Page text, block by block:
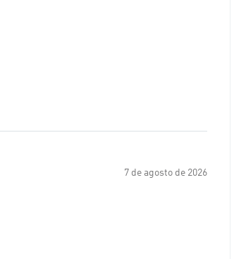
7 de agosto de 2026